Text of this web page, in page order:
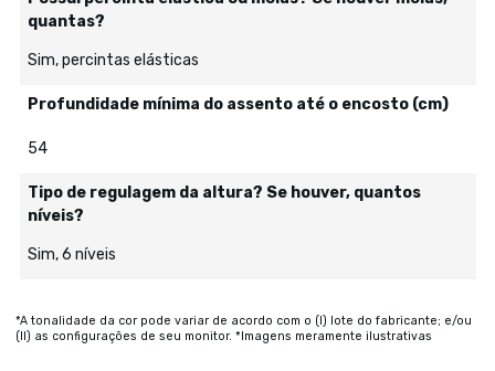
quantas?
Sim, percintas elásticas
Profundidade mínima do assento até o encosto (cm)
54
Tipo de regulagem da altura? Se houver, quantos
níveis?
Sim, 6 níveis
*A tonalidade da cor pode variar de acordo com o (I) lote do fabricante; e/ou
(II) as configurações de seu monitor. *Imagens meramente ilustrativas